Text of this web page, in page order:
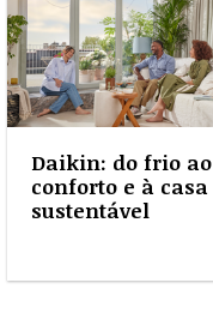
Daikin: do frio ao
conforto e à casa
sustentável